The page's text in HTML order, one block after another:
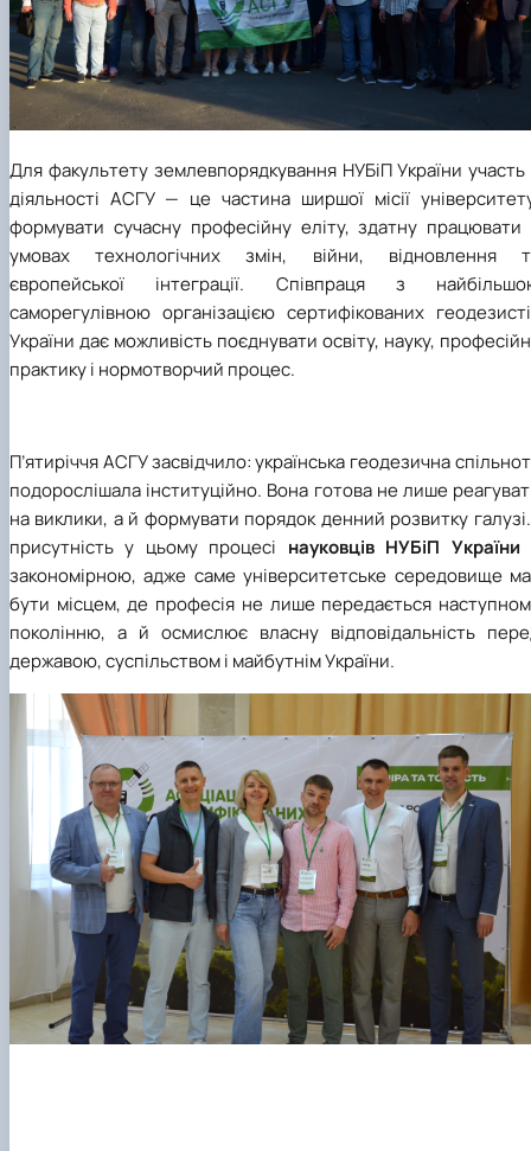
Для факультету землевпорядкування НУБіП України участь
діяльності АСГУ — це частина ширшої місії
формувати сучасну професійну еліту, здатну працювати
умовах технологічних змін, війни, відновлення
європейської інтеграції. Співпраця з
саморегулівною організацією сертифікованих
України дає можливість поєднувати освіту, науку,
практику і нормотворчий процес.
П’ятиріччя АСГУ засвідчило: українська геодезична
подорослішала інституційно. Вона готова не лише
на виклики, а й формувати порядок денний розвитку галузі.
присутність у цьому процесі науковців НУБіП України
закономірною, адже саме університетське середовище
бути місцем, де професія не лише передається
поколінню, а й осмислює власну відповідальність
державою, суспільством і майбутнім України.